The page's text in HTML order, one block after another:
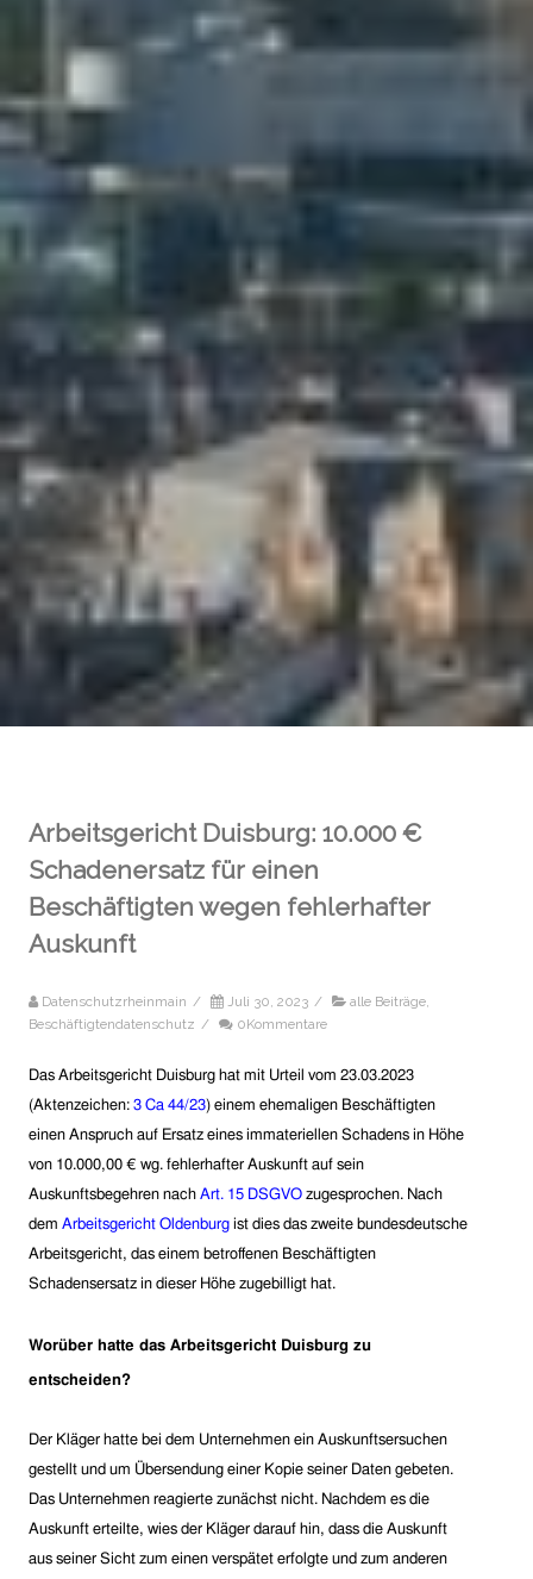
Arbeitsgericht Duisburg: 10.000 €
Schadenersatz für einen
Beschäftigten wegen fehlerhafter
Auskunft
Datenschutzrheinmain / Juli 30, 2023 / alle Beiträge
Beschäftigtendatenschutz / 0Kommentare
Das Arbeitsgericht Duisburg hat mit Urteil vom 23.03.2023
(Aktenzeichen: 3 Ca 44/23) einem ehemaligen Beschäftigten
einen Anspruch auf Ersatz eines immateriellen Schadens in Höhe
von 10.000,00 € wg. fehlerhafter Auskunft auf sein
Auskunftsbegehren nach Art. 15 DSGVO zugesprochen. Nach
dem Arbeitsgericht Oldenburg ist dies das zweite bundesdeutsche
Arbeitsgericht, das einem betroffenen Beschäftigten
Schadensersatz in dieser Höhe zugebilligt hat.
Worüber hatte das Arbeitsgericht Duisburg zu
entscheiden?
Der Kläger hatte bei dem Unternehmen ein Auskunftsersuchen
gestellt und um Übersendung einer Kopie seiner Daten gebeten.
Das Unternehmen reagierte zunächst nicht. Nachdem es die
Auskunft erteilte, wies der Kläger darauf hin, dass die Auskunft
aus seiner Sicht zum einen verspätet erfolgte und zum anderen